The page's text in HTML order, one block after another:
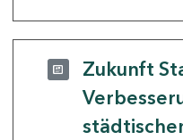
Zukunft